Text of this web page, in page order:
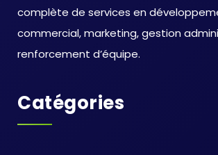
complète de services en
commercial, marketing, gestion
renforcement d’équipe.
Catégories